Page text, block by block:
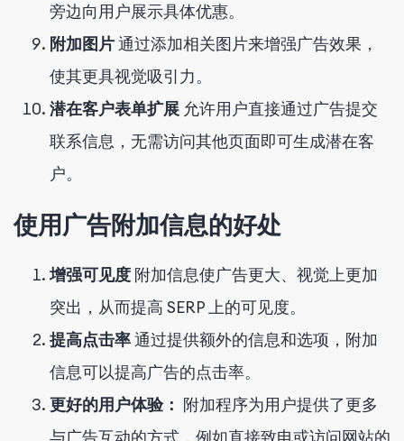
旁边向用户展示具体优惠。
附加图片通过添加相关图片来增强广告效果，
使其更具视觉吸引力。
潜在客户表单扩展 允许用户直接通过广告提交
联系信息，无需访问其他页面即可生成潜在客
户。
使用广告附加信息的好处
增强可见度 附加信息使广告更大、视觉上更加
突出，从而提高 SERP 上的可见度。
提高点击率通过提供额外的信息和选项，附加
信息可以提高广告的点击率。
更好的用户体验： 附加程序为用户提供了更多